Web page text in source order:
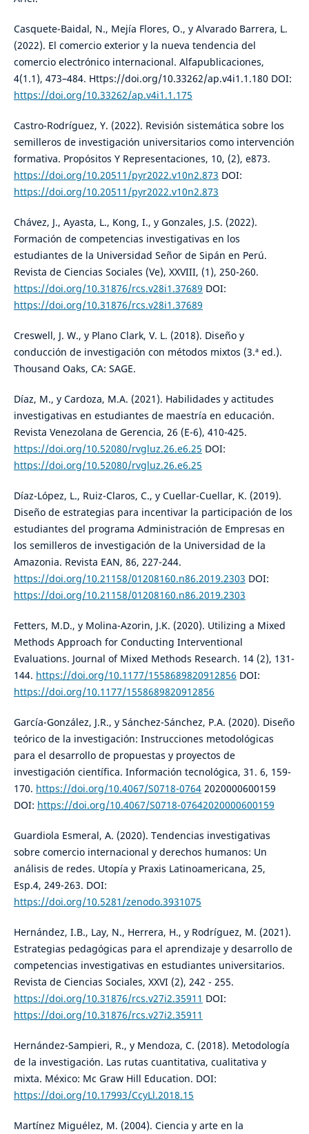
Casquete-Baidal, N., Mejía Flores, O., y Alvarado Barrera, L.
(2022). El comercio exterior y la nueva tendencia del
comercio electrónico internacional. Alfapublicaciones,
4(1.1), 473–484. Https://doi.org/10.33262/ap.v4i1.1.180 DOI:
https://doi.org/10.33262/ap.v4i1.1.175
Castro-Rodríguez, Y. (2022). Revisión sistemática sobre los
semilleros de investigación universitarios como intervención
formativa. Propósitos Y Representaciones, 10, (2), e873.
https://doi.org/10.20511/pyr2022.v10n2.873 DOI:
https://doi.org/10.20511/pyr2022.v10n2.873
Chávez, J., Ayasta, L., Kong, I., y Gonzales, J.S. (2022).
Formación de competencias investigativas en los
estudiantes de la Universidad Señor de Sipán en Perú.
Revista de Ciencias Sociales (Ve), XXVIII, (1), 250-260.
https://doi.org/10.31876/rcs.v28i1.37689 DOI:
https://doi.org/10.31876/rcs.v28i1.37689
Creswell, J. W., y Plano Clark, V. L. (2018). Diseño y
conducción de investigación con métodos mixtos (3.ª ed.).
Thousand Oaks, CA: SAGE.
Díaz, M., y Cardoza, M.A. (2021). Habilidades y actitudes
investigativas en estudiantes de maestría en educación.
Revista Venezolana de Gerencia, 26 (E-6), 410-425.
https://doi.org/10.52080/rvgluz.26.e6.25 DOI:
https://doi.org/10.52080/rvgluz.26.e6.25
Díaz-López, L., Ruiz-Claros, C., y Cuellar-Cuellar, K. (2019).
Diseño de estrategias para incentivar la participación de los
estudiantes del programa Administración de Empresas en
los semilleros de investigación de la Universidad de la
Amazonia. Revista EAN, 86, 227-244.
https://doi.org/10.21158/01208160.n86.2019.2303 DOI:
https://doi.org/10.21158/01208160.n86.2019.2303
Fetters, M.D., y Molina-Azorin, J.K. (2020). Utilizing a Mixed
Methods Approach for Conducting Interventional
Evaluations. Journal of Mixed Methods Research. 14 (2), 131-
144. https://doi.org/10.1177/1558689820912856 DOI:
https://doi.org/10.1177/1558689820912856
García-González, J.R., y Sánchez-Sánchez, P.A. (2020). Diseño
teórico de la investigación: Instrucciones metodológicas
para el desarrollo de propuestas y proyectos de
investigación científica. Información tecnológica, 31. 6, 159-
170. https://doi.org/10.4067/S0718-07642020000600159
DOI: https://doi.org/10.4067/S0718-07642020000600159
Guardiola Esmeral, A. (2020). Tendencias investigativas
sobre comercio internacional y derechos humanos: Un
análisis de redes. Utopía y Praxis Latinoamericana, 25,
Esp.4, 249-263. DOI:
https://doi.org/10.5281/zenodo.3931075
Hernández, I.B., Lay, N., Herrera, H., y Rodríguez, M. (2021).
Estrategias pedagógicas para el aprendizaje y desarrollo de
competencias investigativas en estudiantes universitarios.
Revista de Ciencias Sociales, XXVI (2), 242 - 255.
https://doi.org/10.31876/rcs.v27i2.35911 DOI:
https://doi.org/10.31876/rcs.v27i2.35911
Hernández-Sampieri, R., y Mendoza, C. (2018). Metodología
de la investigación. Las rutas cuantitativa, cualitativa y
mixta. México: Mc Graw Hill Education. DOI:
https://doi.org/10.17993/CcyLl.2018.15
Martínez Miguélez, M. (2004). Ciencia y arte en la